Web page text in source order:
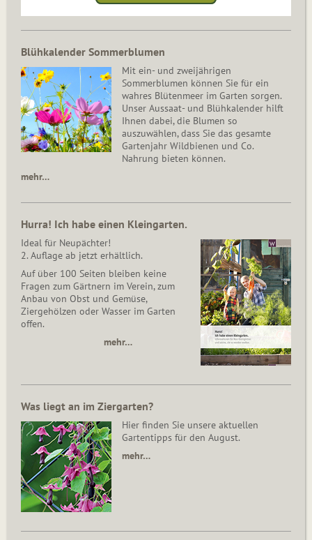
Blühkalender Sommerblumen
Mit ein- und zweijährigen
Sommerblumen können Sie für ein
wahres Blütenmeer im Garten sorgen.
Unser Aussaat- und Blühkalender hilft
Ihnen dabei, die Blumen so
auszuwählen, dass Sie das gesamte
Gartenjahr Wildbienen und Co.
Nahrung bieten können.
mehr…
Hurra! Ich habe einen Kleingarten.
Ideal für Neupächter!
2. Auflage ab jetzt erhältlich.
Auf über 100 Seiten bleiben keine
Fragen zum Gärtnern im Verein, zum
Anbau von Obst und Gemüse,
Ziergehölzen oder Wasser im Garten
offen.
mehr…
Was liegt an im Ziergarten?
Hier finden Sie unsere aktuellen
Gartentipps für den August.
mehr…